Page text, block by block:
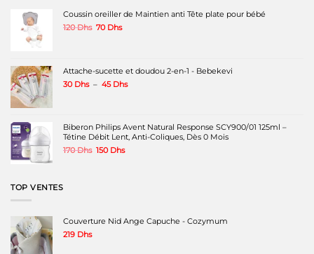
être
du
être
Coussin oreiller de Maintien anti Tête plate pour bébé
120Dhs Le
70 DhsLe
Attache-sucette et doudou 2-en-1 - Bebekevi
30 Dhs – 45 DhsPlage
45 Dhs
Biberon Philips Avent Natural Response SCY900/01 125ml –
Tétine Débit Lent, Anti-Coliques, Dès 0 Mois
170Dhs Le
150 DhsLe
TOP VENTES
Couverture Nid Ange Capuche - Cozymum
219 Dhs